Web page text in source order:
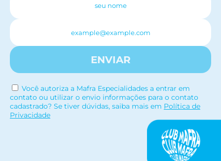
ENVIAR
Você autoriza a Mafra Especialidades a entrar em
contato ou utilizar o envio informações para o contato
cadastrado? Se tiver dúvidas, saiba mais em Política de
Privacidade